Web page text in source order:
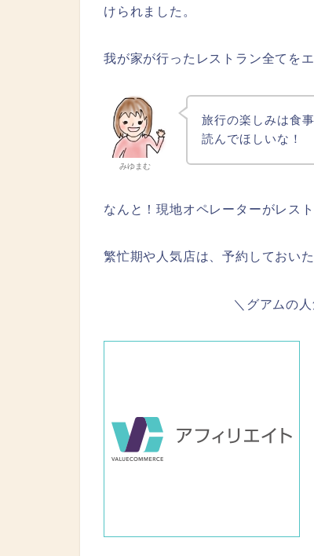
けられました。
我が家が行ったレストラン全てを
みゆまむ
旅行の楽しみは食
読んでほしいな！
なんと！現地オペレーターがレス
繁忙期や人気店は、予約しておい
＼グアムの